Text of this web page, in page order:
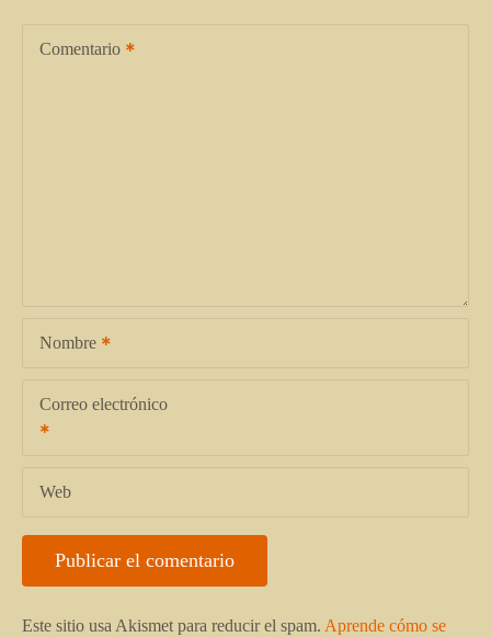
Comentario
Nombre
Correo electrónico
Web
Este sitio usa Akismet para reducir el spam. Aprende cómo se